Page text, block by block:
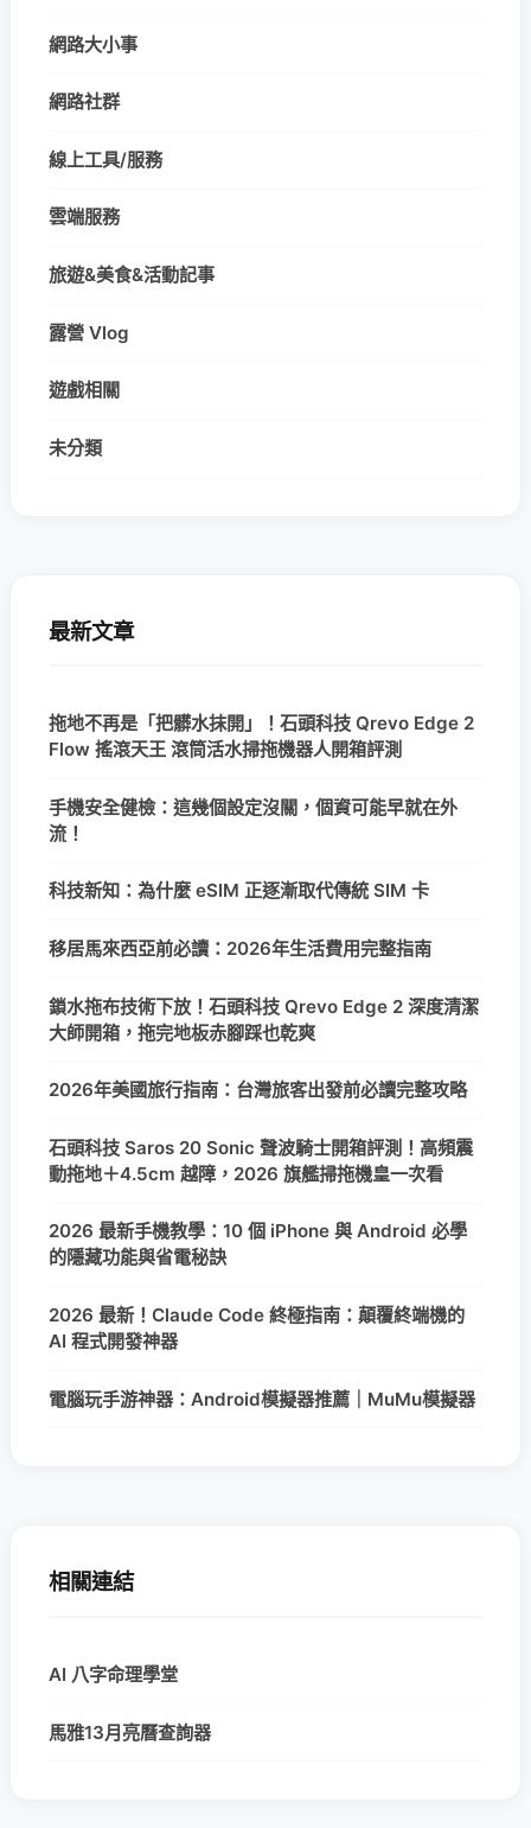
網路大小事
網路社群
線上工具/服務
雲端服務
旅遊&美食&活動記事
露營 Vlog
遊戲相關
未分類
最新文章
拖地不再是「把髒水抹開」！石頭科技 Qrevo Edge 2
Flow 搖滾天王 滾筒活水掃拖機器人開箱評測
手機安全健檢：這幾個設定沒關，個資可能早就在外
流！
科技新知：為什麼 eSIM 正逐漸取代傳統 SIM 卡
移居馬來西亞前必讀：2026年生活費用完整指南
鎖水拖布技術下放！石頭科技 Qrevo Edge 2 深度清潔
大師開箱，拖完地板赤腳踩也乾爽
2026年美國旅行指南：台灣旅客出發前必讀完整攻略
石頭科技 Saros 20 Sonic 聲波騎士開箱評測！高頻震
動拖地＋4.5cm 越障，2026 旗艦掃拖機皇一次看
2026 最新手機教學：10 個 iPhone 與 Android 必學
的隱藏功能與省電秘訣
2026 最新！Claude Code 終極指南：顛覆終端機的
AI 程式開發神器
電腦玩手游神器：Android模擬器推薦｜MuMu模擬器
相關連結
AI 八字命理學堂
馬雅13月亮曆查詢器